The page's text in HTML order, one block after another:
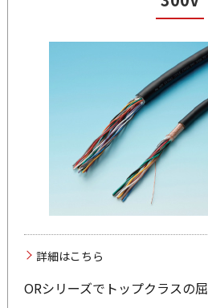
詳細はこちら
ORシリーズでトップクラスの